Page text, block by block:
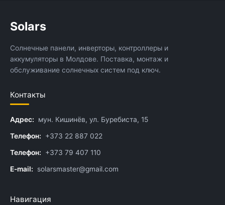
Solars
Солнечные панели, инверторы, контроллеры и
аккумуляторы в Молдове. Поставка, монтаж и
обслуживание солнечных систем под ключ.
Контакты
Адрес: мун. Кишинёв, ул. Буребиста, 15
Телефон: +373 22 887 022
Телефон: +373 79 407 110
E-mail: solarsmaster@gmail.com
Навигация